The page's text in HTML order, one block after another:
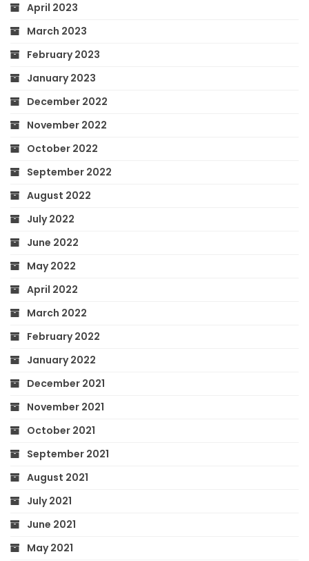
April 2023
March 2023
February 2023
January 2023
December 2022
November 2022
October 2022
September 2022
August 2022
July 2022
June 2022
May 2022
April 2022
March 2022
February 2022
January 2022
December 2021
November 2021
October 2021
September 2021
August 2021
July 2021
June 2021
May 2021